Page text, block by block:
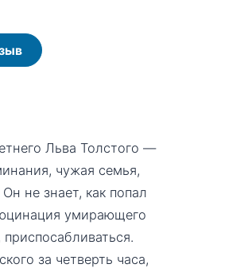
Льва Толстого —
чужая семья,
не знает, как попал
умирающего
за четверть часа,